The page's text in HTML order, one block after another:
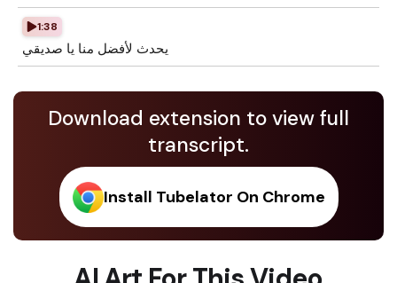
1:38
يحدث لأفضل منا يا صديقي
Download extension to view full
transcript.
Install Tubelator On Chrome